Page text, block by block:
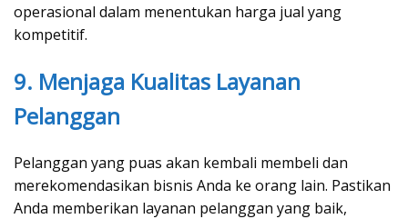
operasional dalam menentukan harga jual yang
kompetitif.
9. Menjaga Kualitas Layanan
Pelanggan
Pelanggan yang puas akan kembali membeli dan
merekomendasikan bisnis Anda ke orang lain. Pastikan
Anda memberikan layanan pelanggan yang baik,